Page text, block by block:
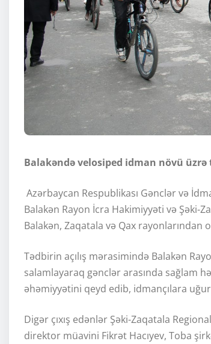
Balakəndə velosiped idman növü
Azərbaycan Respublikası Gənclər və
Balakən Rayon İcra Hakimiyyəti və
Balakən, Zaqatala və Qax
Tədbirin açılış mərasimində Balakən
salamlayaraq gənclər arasında sağlam
əhəmiyyətini qeyd edib, idmançılara
Digər çıxış edənlər Şəki-Zaqatala
direktor müavini Fikrət Hacıyev, Toba